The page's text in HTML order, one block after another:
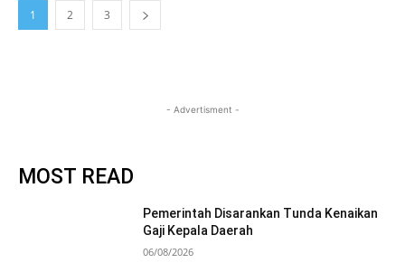
1 2 3
- Advertisment -
MOST READ
Pemerintah Disarankan Tunda Kenaikan
Gaji Kepala Daerah
06/08/2026